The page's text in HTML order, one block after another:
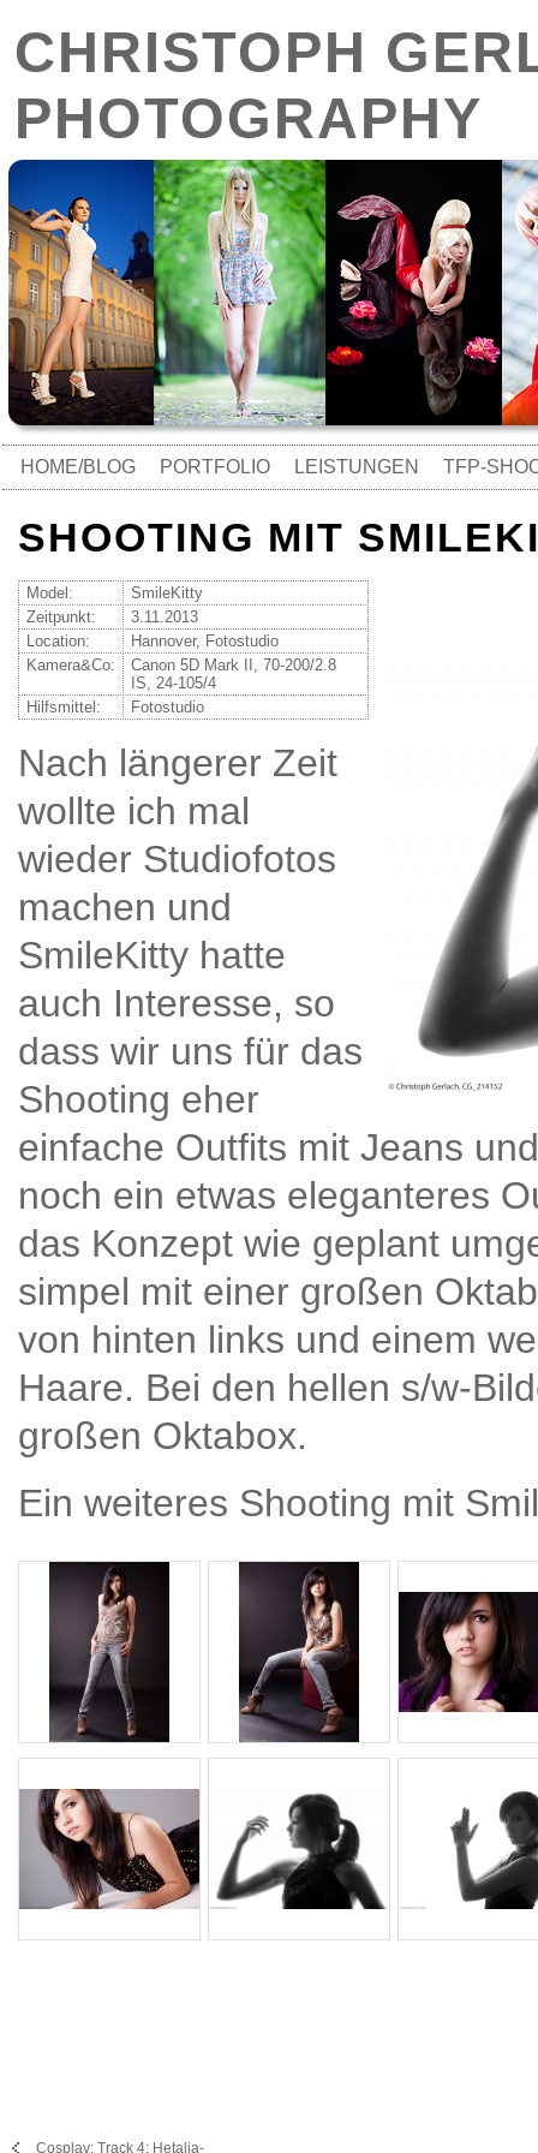
CHRISTOPH
PHOTOGRAPHY
HOME/BLOG PORTFOLIO LEISTUNGEN TFP-
SHOOTING MIT
Model:
SmileKitty
Zeitpunkt:
3.11.2013
Location:
Hannover, Fotostudio
Kamera&Co:
Canon 5D Mark II, 70-200/2.8
IS, 24-105/4
Hilfsmittel:
Fotostudio
Nach längerer Zeit
wollte ich mal
wieder Studiofotos
machen und
SmileKitty hatte
auch Interesse, so
dass wir uns für das
Shooting eher
einfache Outfits mit Jeans
noch ein etwas eleganteres
das Konzept wie geplant
simpel mit einer großen
von hinten links und einem
Haare. Bei den hellen s/w-
großen Oktabox.
Ein weiteres Shooting mit
Cosplay: Track 4: Hetalia-